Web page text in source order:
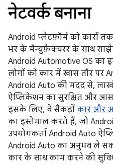
नेटवर्क बनाना
Android प्लैटफ़ॉर्म को कारों
भर के मैन्युफ़ैक्चरर के साथ
Android Automotive OS का
लोगों को कार में खास तौर पर
Android Auto की मदद से,
ऐप्लिकेशन का सुरक्षित और
इसके लिए, वे सैकड़ों कार और
का इस्तेमाल करते हैं, जो
उपयोगकर्ता Android Auto
Android Auto का अनुभव ले
कार के साथ काम करने की